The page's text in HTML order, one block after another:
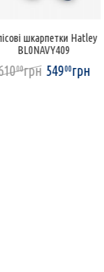
шкарпетки Hatley
BL0NAVY409
00грн 54900грн